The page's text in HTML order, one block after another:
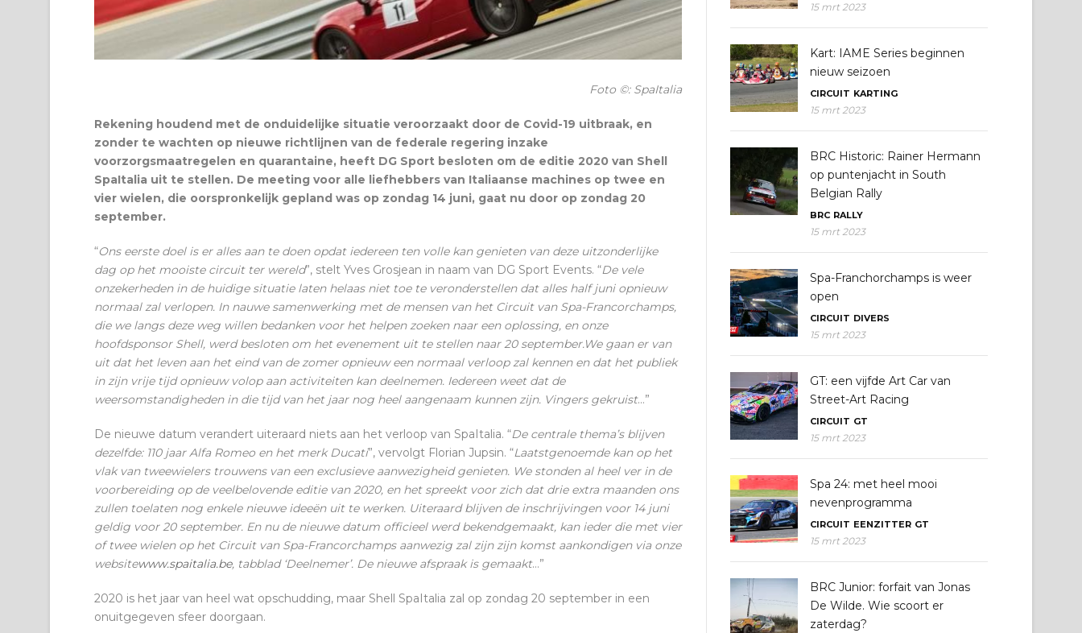
Foto ©: SpaItalia
Rekening houdend met de onduidelijke situatie veroorzaakt door de Covid-19 uitbraak, en
zonder te wachten op nieuwe richtlijnen van de federale regering inzake
voorzorgsmaatregelen en quarantaine, heeft DG Sport besloten om de editie 2020 van Shell
SpaItalia uit te stellen. De meeting voor alle liefhebbers van Italiaanse machines op twee en
vier wielen, die oorspronkelijk gepland was op zondag 14 juni, gaat nu door op zondag 20
september.
“Ons eerste doel is er alles aan te doen opdat iedereen ten volle kan genieten van deze uitzonderlijke
dag op het mooiste circuit ter wereld”, stelt Yves Grosjean in naam van DG Sport Events. “De vele
onzekerheden in de huidige situatie laten helaas niet toe te veronderstellen dat alles half juni opnieuw
normaal zal verlopen. In nauwe samenwerking met de mensen van het Circuit van Spa-Francorchamps,
die we langs deze weg willen bedanken voor het helpen zoeken naar een oplossing, en onze
hoofdsponsor Shell, werd besloten om het evenement uit te stellen naar 20 september.We gaan er van
uit dat het leven aan het eind van de zomer opnieuw een normaal verloop zal kennen en dat het publiek
in zijn vrije tijd opnieuw volop aan activiteiten kan deelnemen. Iedereen weet dat de
weersomstandigheden in die tijd van het jaar nog heel aangenaam kunnen zijn. Vingers gekruist…”
De nieuwe datum verandert uiteraard niets aan het verloop van SpaItalia. “De centrale thema’s blijven
dezelfde: 110 jaar Alfa Romeo en het merk Ducati”, vervolgt Florian Jupsin. “Laatstgenoemde kan op het
vlak van tweewielers trouwens van een exclusieve aanwezigheid genieten. We stonden al heel ver in de
voorbereiding op de veelbelovende editie van 2020, en het spreekt voor zich dat drie extra maanden ons
zullen toelaten nog enkele nieuwe ideeën uit te werken. Uiteraard blijven de inschrijvingen voor 14 juni
geldig voor 20 september. En nu de nieuwe datum officieel werd bekendgemaakt, kan ieder die met vier
of twee wielen op het Circuit van Spa-Francorchamps aanwezig zal zijn zijn komst aankondigen via onze
websitewww.spaitalia.be, tabblad ‘Deelnemer’. De nieuwe afspraak is gemaakt…”
2020 is het jaar van heel wat opschudding, maar Shell SpaItalia zal op zondag 20 september in een
onuitgegeven sfeer doorgaan.
15 mrt 2023
Kart: IAME Series beginnen
nieuw seizoen
CIRCUIT KARTING
15 mrt 2023
BRC Historic: Rainer Hermann
op puntenjacht in South
Belgian Rally
BRC RALLY
15 mrt 2023
Spa-Franchorchamps is weer
open
CIRCUIT DIVERS
15 mrt 2023
GT: een vijfde Art Car van
Street-Art Racing
CIRCUIT GT
15 mrt 2023
Spa 24: met heel mooi
nevenprogramma
CIRCUIT EENZITTER GT
15 mrt 2023
BRC Junior: forfait van Jonas
De Wilde. Wie scoort er
zaterdag?